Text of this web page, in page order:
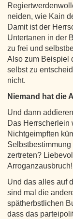
neiden, wie Kain
Damit ist der
Untertanen in der
zu frei und
Also zum Beispiel
selbst zu
nicht.
Niemand hat die
Und dann
Das Herrscherlein
Nichtgeimpften
zertreten?
Arroganzausbruch!
Und das alles auf
sind mal die
spätherbstlichen
dass das